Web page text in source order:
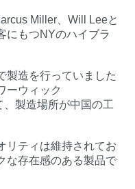
Miller、Will Leeと
にもつNYのハイブラ
製造を行っていました
ーウィック
、製造場所が中国の工
リティは維持されてお
な存在感のある製品で